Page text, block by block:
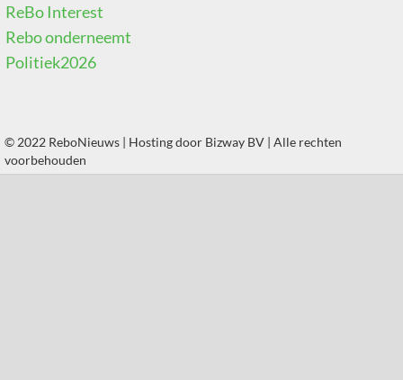
ReBo Interest
Rebo onderneemt
Politiek2026
© 2022 ReboNieuws | Hosting door Bizway BV | Alle rechten
voorbehouden